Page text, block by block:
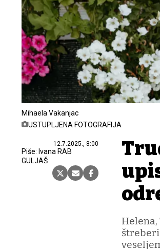
Mihaela Vakanjac
USTUPLJENA FOTOGRAFIJA
12.7.2025., 8:00
Piše: Ivana RAB
GULJAŠ
Helena,